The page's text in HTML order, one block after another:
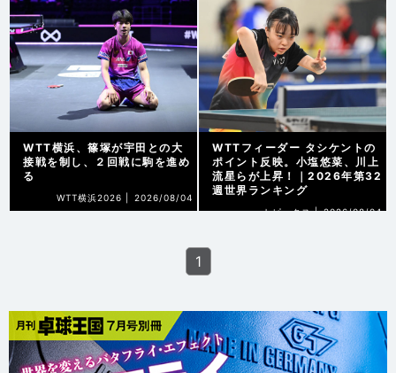
WTT横浜、篠塚が宇田との大
接戦を制し、２回戦に駒を進め
る
WTT横浜2026 | 2026/08/04
WTTフィーダー タシケントの
ポイント反映。小塩悠菜、川上
流星らが上昇！｜2026年第32
週世界ランキング
トピックス | 2026/08/04
1